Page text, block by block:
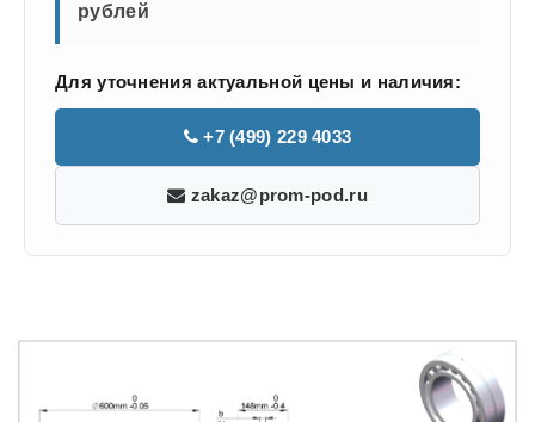
рублей
Для уточнения актуальной цены и наличия:
+7 (499) 229 4033
zakaz@prom-pod.ru